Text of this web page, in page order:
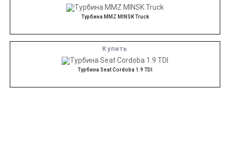
Турбина MMZ MINSK Truck
Купить
Турбина Seat Cordoba 1.9 TDI